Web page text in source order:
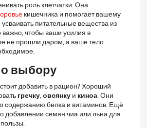
роль клетчатки. Она
кишечника и помогает вашему
питательные вещества из
чтобы ваши усилия в
не прошли даром, а ваше тело
выбору
добавить в рацион? Хороший
гречку, овсянку и киноа. Они
содержанию белка и витаминов. Ещё
добавлении семян чиа или льна для